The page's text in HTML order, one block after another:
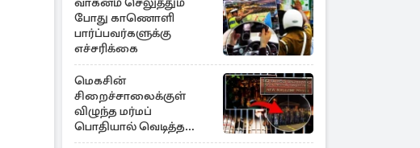
போது காணொளி
பார்ப்பவர்களுக்கு
எச்சரிக்கை
மெகசின்
சிறைச்சாலைக்குள்
விழுந்த மர்மப்
பொதியால் வெடித்த
மோதல் - ஒருவர் பலி :